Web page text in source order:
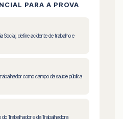
PARA A PROVA
Social, define acidente de trabalho e
como campo da saúde pública
do Trabalhador e da Trabalhadora